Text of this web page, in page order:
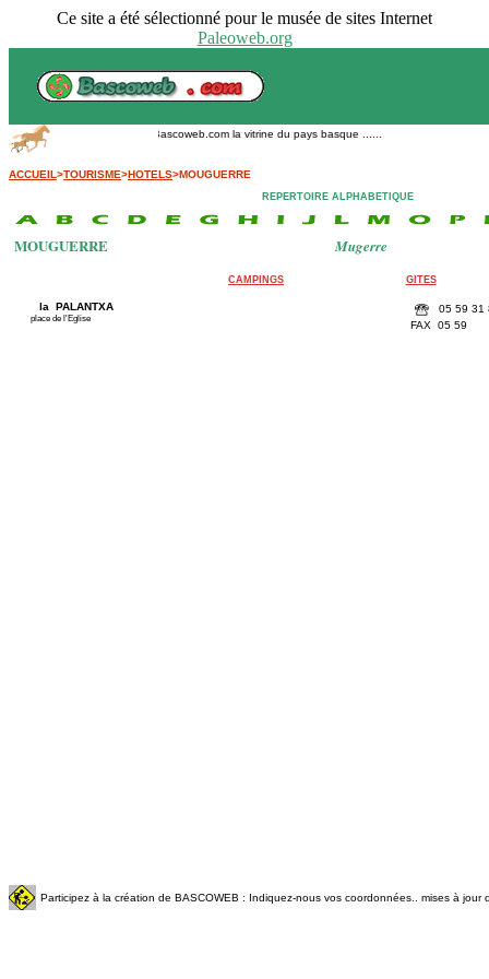
Ce site a été sélectionné pour le musée de sites Internet
Paleoweb.org
Bascoweb.com la vitrine du pays basque ......
ACCUEIL>TOURISME>HOTELS>MOUGUERRE
REPERTOIRE ALPHABETIQUE
MOUGUERRE Mugerre
CAMPINGS GITES
la PALANTXA
place de l'Eglise
05 59 31
FAX 05 59
Participez à la création de BASCOWEB : Indiquez-nous vos coordonnées.. mises à jour